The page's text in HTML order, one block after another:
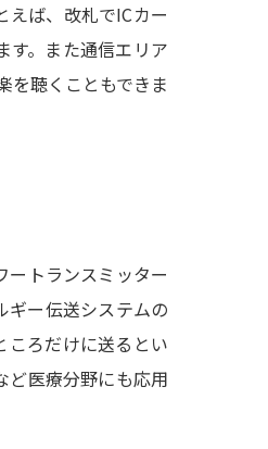
志望校・出願校を調べる
併願校選び 受験スケジュールを立
新
大学で学びたい学問発見
学問のミニ講義「夢ナビ講義」
えば、改札でICカー
す。また通信エリア
を聴くこともできま
ートランスミッター
ギー伝送システムの
ころだけに送るとい
ど医療分野にも応用